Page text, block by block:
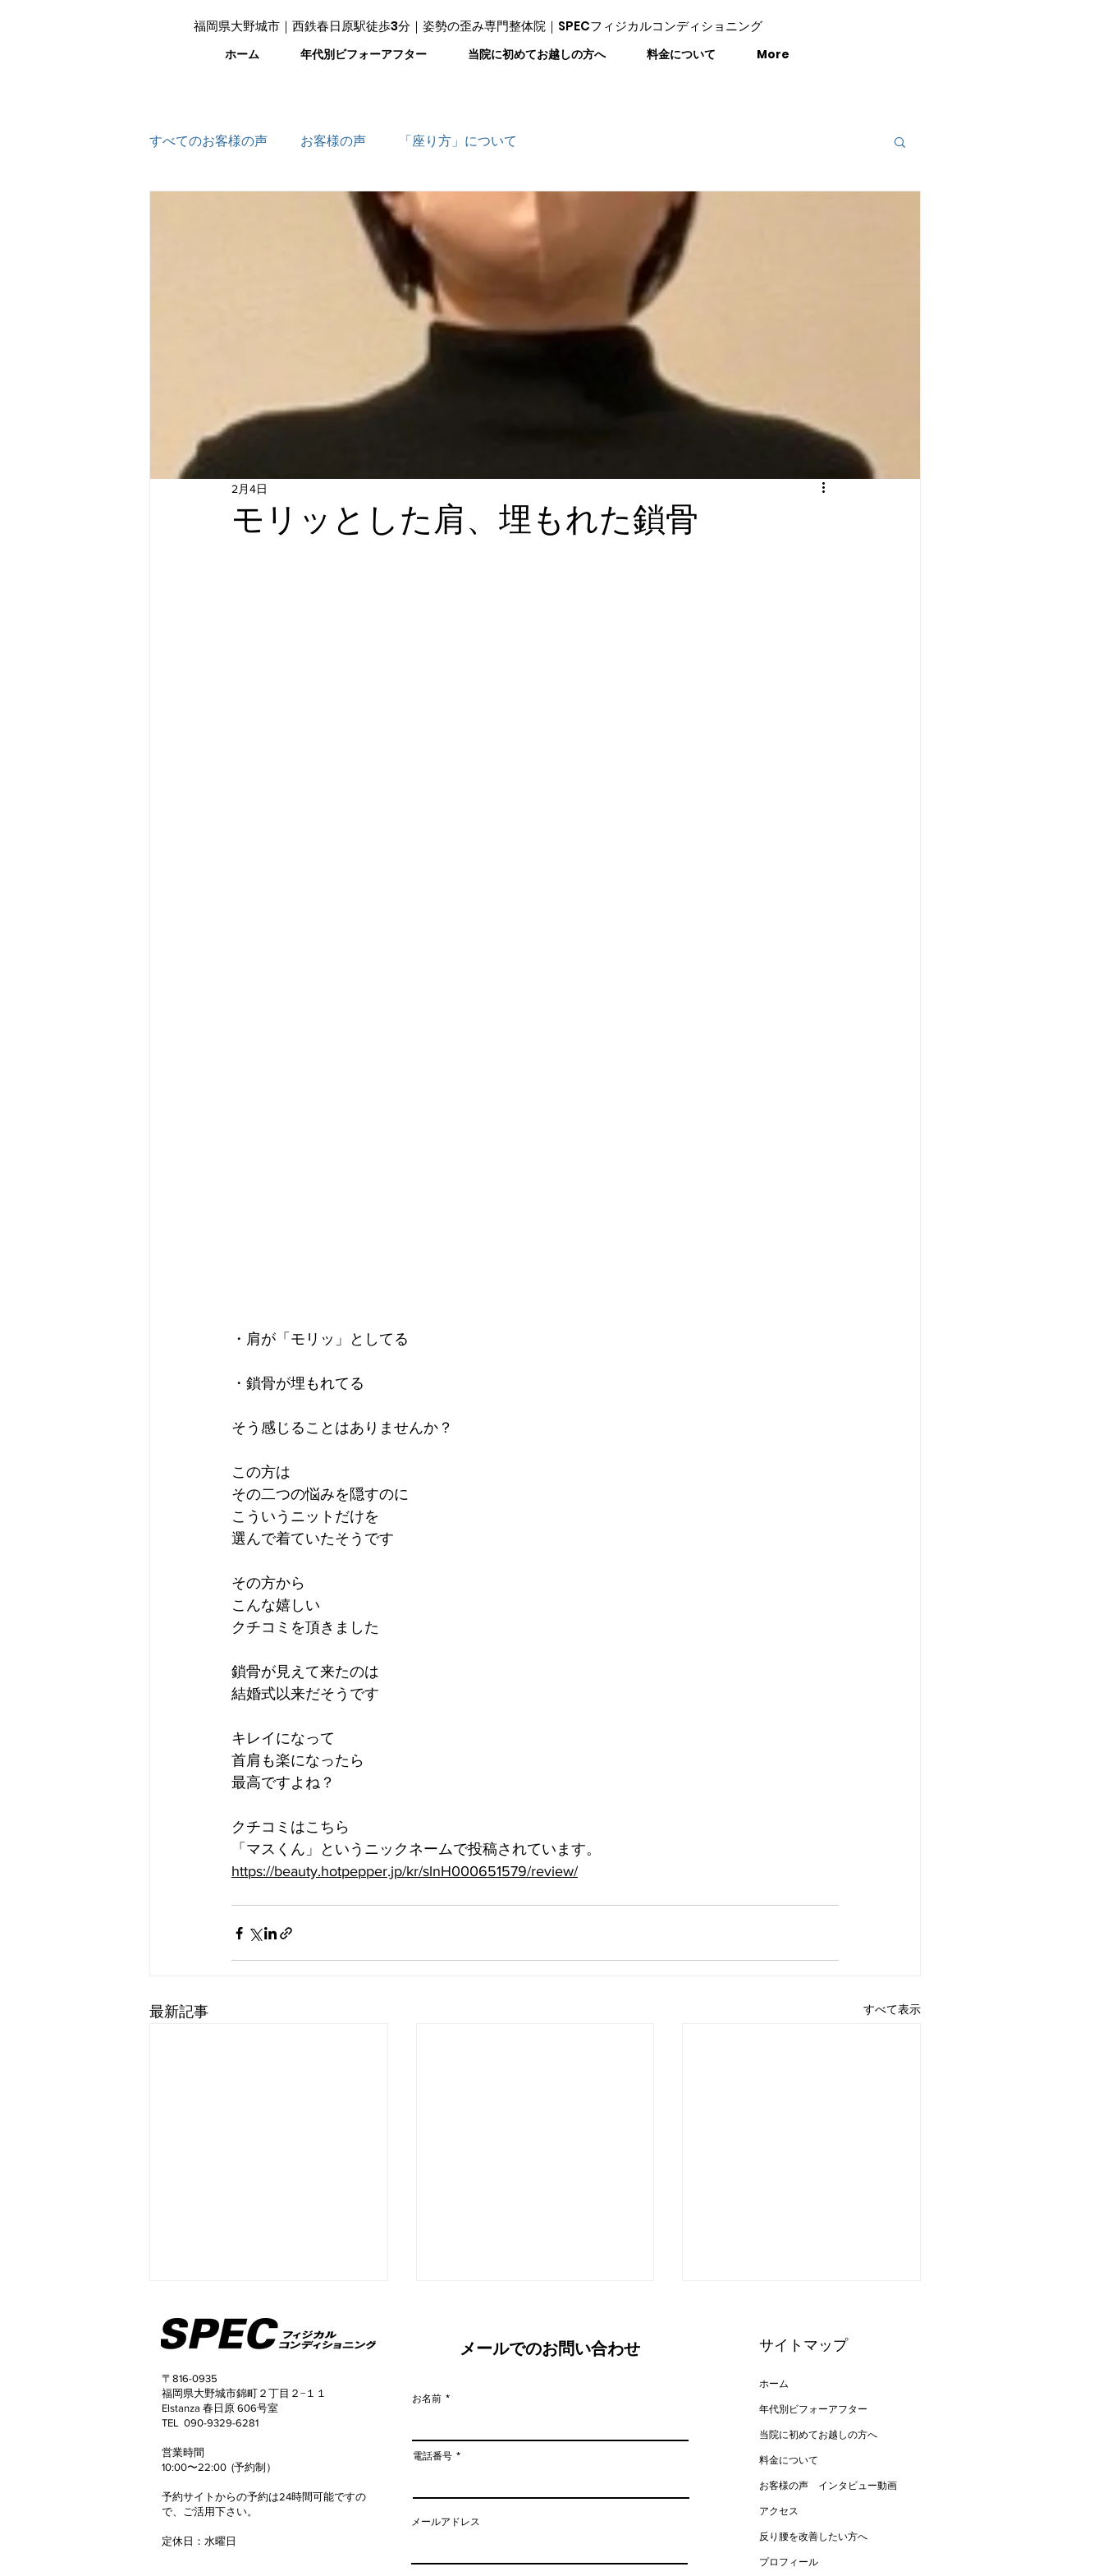
福岡県大野城市｜西鉄春日原駅徒歩3分｜姿勢の歪み専門整体院｜SPECフィジカルコンディショニング
ホーム 年代別ビフォーアフター 当院に初めてお越しの方へ 料金について More
すべてのお客様の声 お客様の声 「座り方」について
モリッとした肩、埋もれた鎖骨
2月4日
・肩が「モリッ」としてる
・鎖骨が埋もれてる
そう感じることはありませんか？
この方は
その二つの悩みを隠すのに
こういうニットだけを
選んで着ていたそうです
その方から
こんな嬉しい
クチコミを頂きました
鎖骨が見えて来たのは
結婚式以来だそうです
キレイになって
首肩も楽になったら
最高ですよね？
クチコミはこちら
「マスくん」というニックネームで投稿されています。
https://beauty.hotpepper.jp/kr/slnH000651579/review/
最新記事 すべて表示
50代女性 3ヶ月でウエスト
マイナス8.2cm！
猫背と反り腰が改善して姿勢
がキレイに！
〒816-0935
福岡県大野城市錦町２丁目２−１１
Elstanza 春日原 606号室
TEL 090-9329-6281
​営業時間
10:00〜22:00 (予約制）
予約サイトからの予約は24時間可能ですの
で、
ご活用下さい。
定休日 ​： 水曜日
メールでのお問い合わせ
お名前
電話番号
メールアドレス
サイトマップ
ホーム
年代別ビフォーアフター
当院に初めてお越しの方へ
料金について
お客様の声 インタビュー動画
アクセス
反り腰を改善したい方へ
プロフィール